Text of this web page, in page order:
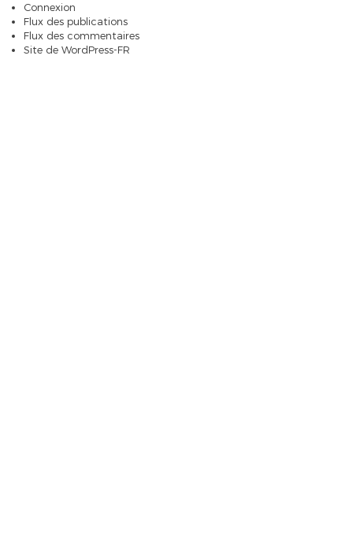
Connexion
Flux des publications
Flux des commentaires
Site de WordPress-FR